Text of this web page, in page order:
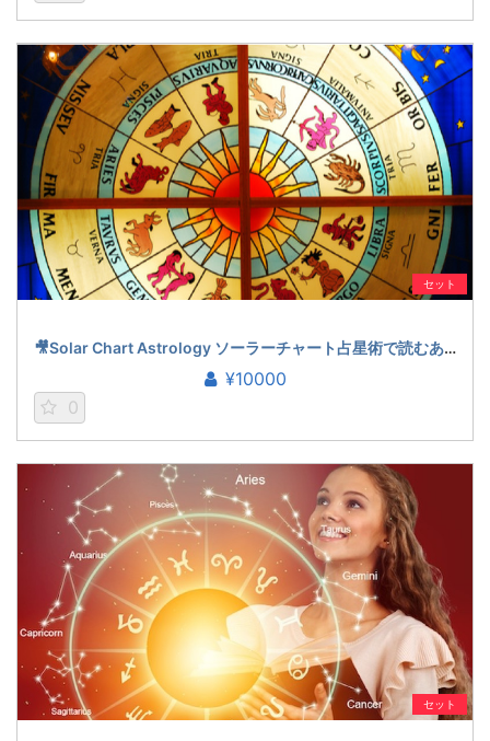
セット
🎥Solar Chart Astrology ソーラーチャート占星術で読むあなたの運勢（賢龍雅人）
¥10000
0
セット